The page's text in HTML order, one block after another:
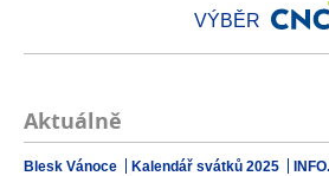
VÝBĚR
Aktuálně
Blesk Vánoce Kalendář svátků 2025